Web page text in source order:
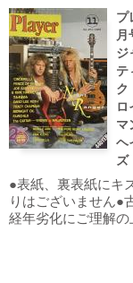
プ
月
ジ
テ
ク
ロ
マ
ヘ
ズ
●表紙、裏表紙にキ
りはございません●
経年劣化にご理解の